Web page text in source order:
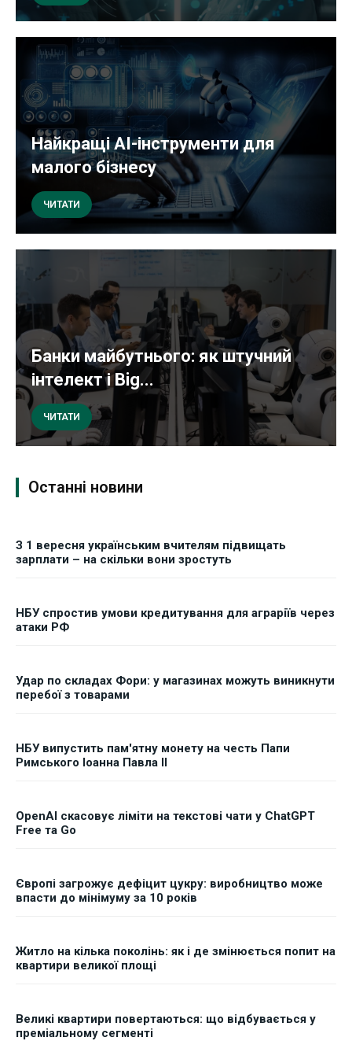
Найкращі AI-інструменти для
малого бізнесу
ЧИТАТИ
Банки майбутнього: як штучний
інтелект і Big...
ЧИТАТИ
Останні новини
З 1 вересня українським вчителям підвищать
зарплати – на скільки вони зростуть
НБУ спростив умови кредитування для аграріїв через
атаки РФ
Удар по складах Фори: у магазинах можуть виникнути
перебої з товарами
НБУ випустить пам'ятну монету на честь Папи
Римського Іоанна Павла II
OpenAI скасовує ліміти на текстові чати у ChatGPT
Free та Go
Європі загрожує дефіцит цукру: виробництво може
впасти до мінімуму за 10 років
Житло на кілька поколінь: як і де змінюється попит на
квартири великої площі
Великі квартири повертаються: що відбувається у
преміальному сегменті